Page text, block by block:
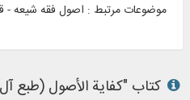
موضوعات مرتبط : اصول فقه شیعه -
کتاب "کفایة الأصول (طبع